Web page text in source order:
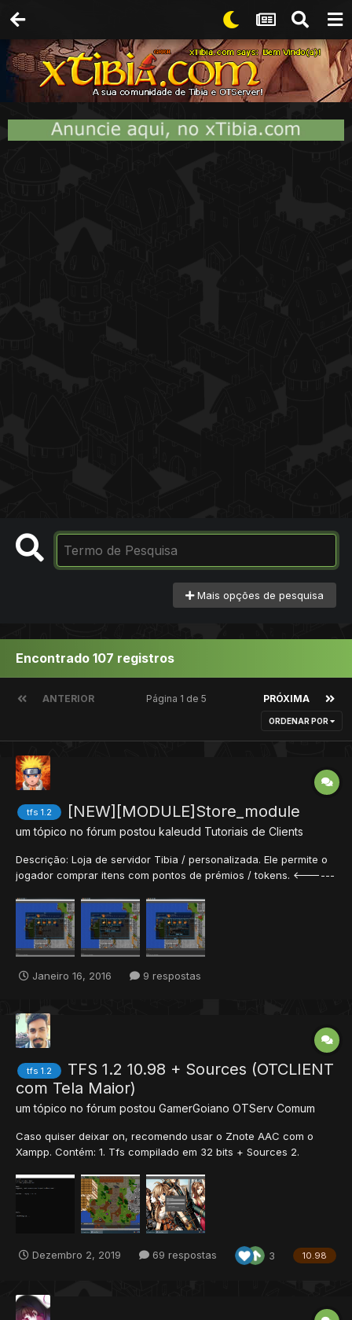
Mais opções de pesquisa
Encontrado 107 registros
ANTERIOR PRÓXIMA
Página 1 de 5
ORDENAR POR
tfs 1.2 [NEW][MODULE]Store_module
um tópico no fórum postou kaleudd Tutoriais de Clients
Descrição: Loja de servidor Tibia / personalizada. Ele permite o
jogador comprar itens com pontos de prémios / tokens. <------
arquivo zip baixado no final do tópico para a pasta modules do
OTC. 2. Vá para a store_module e abra...
Janeiro 16, 2016 9 respostas
tfs 1.2
TFS 1.2 10.98 + Sources (OTCLIENT
com Tela Maior)
um tópico no fórum postou GamerGoiano OTServ Comum
Caso quiser deixar on, recomendo usar o Znote AAC com o
Xampp. Contém: 1. Tfs compilado em 32 bits + Sources 2.
Tamanho da Tela pra 19 Tiles 4. Adicionado X Y Z no minimap.
5. Interface padrão do OTCLIENT troca...
Dezembro 2, 2019 69 respostas 3 10.98